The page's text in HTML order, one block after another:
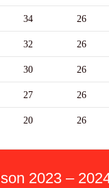
34 26
32 26
30 26
27 26
20 26
2023 –